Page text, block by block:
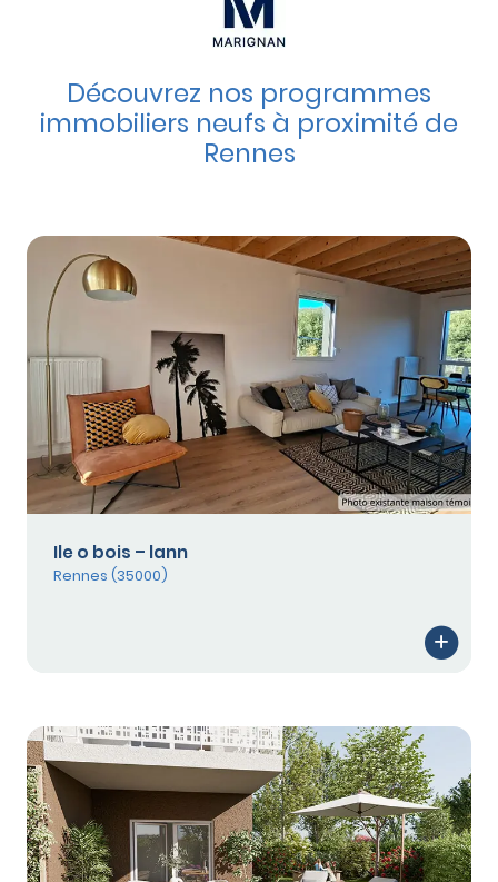
Découvrez nos programmes
immobiliers neufs à proximité de
Rennes
Ile o bois – lann
Rennes (35000)